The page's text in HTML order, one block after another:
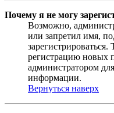
Почему я не могу
Возможно,
или запретил имя,
регистрацию новых
администратором
информации.
Вернуться наверх